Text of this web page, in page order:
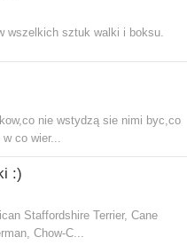
wszelkich sztuk walki i boksu.
nie wstydzą sie nimi byc,co
co wier...
:)
Staffordshire Terrier, Cane
Chow-C...